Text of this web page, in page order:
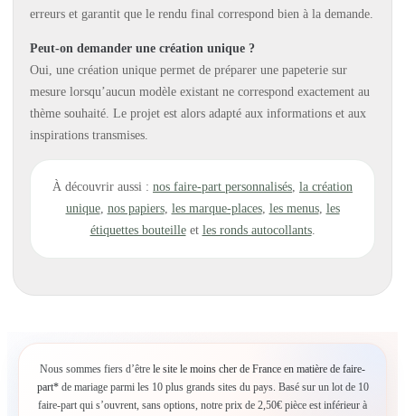
erreurs et garantit que le rendu final correspond bien à la demande.
Peut-on demander une création unique ?
Oui, une création unique permet de préparer une papeterie sur
mesure lorsqu’aucun modèle existant ne correspond exactement au
thème souhaité. Le projet est alors adapté aux informations et aux
inspirations transmises.
À découvrir aussi : nos faire-part personnalisés la création
unique, nos papiers, les marque-places, les menus, les
étiquettes bouteilleet les ronds autocollants.
Nous sommes fiers d’être le site le moins cher de France en matière de faire-
part*de mariage parmi les 10 plus grands sites du pays. Basé sur un lot de 10
faire-part qui s’ouvrent, sans options, notre prix de 2,50€ pièce est inférieur à